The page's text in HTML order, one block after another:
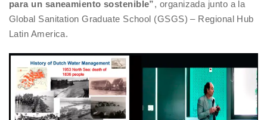
para un saneamiento sostenible”, organizada junto a la
Global Sanitation Graduate School (GSGS) – Regional Hub
Latin America.